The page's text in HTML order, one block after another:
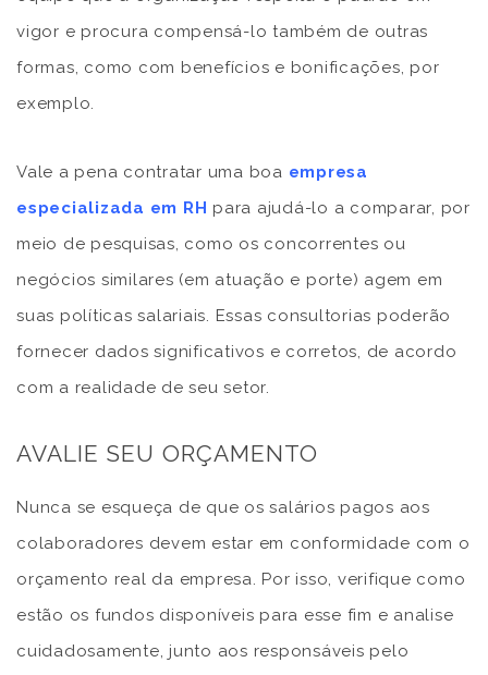
vigor e procura compensá-lo também de outras
formas, como com benefícios e bonificações, por
exemplo.
Vale a pena contratar uma boa empresa
especializada em RH para ajudá-lo a comparar, por
meio de pesquisas, como os concorrentes ou
negócios similares (em atuação e porte) agem em
suas políticas salariais. Essas consultorias poderão
fornecer dados significativos e corretos, de acordo
com a realidade de seu setor.
AVALIE SEU ORÇAMENTO
Nunca se esqueça de que os salários pagos aos
colaboradores devem estar em conformidade com o
orçamento real da empresa. Por isso, verifique como
estão os fundos disponíveis para esse fim e analise
cuidadosamente, junto aos responsáveis pelo